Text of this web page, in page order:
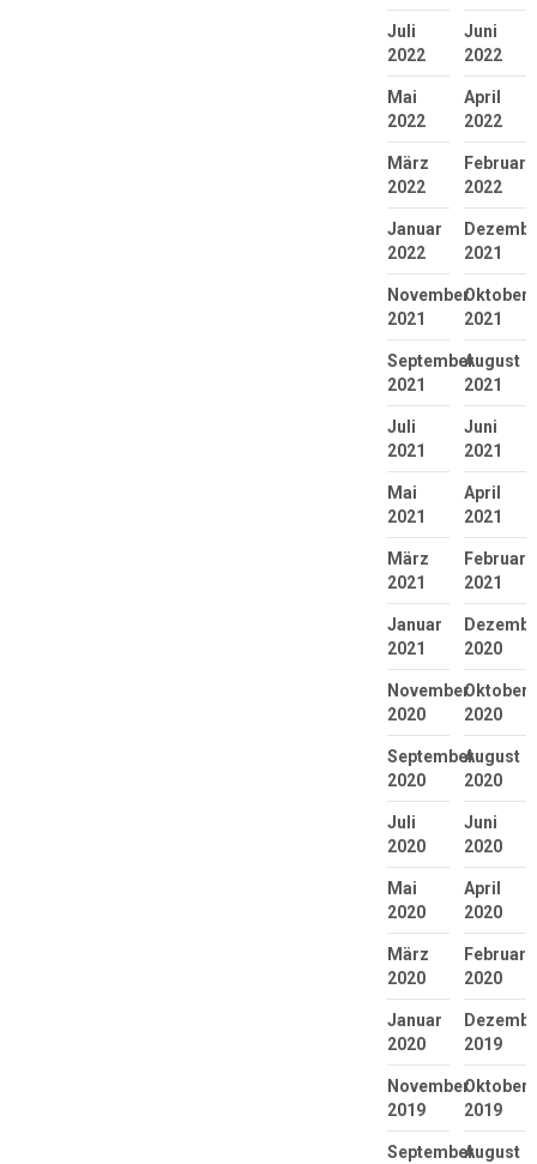
Juli
2022
Juni
2022
Mai
2022
April
2022
März
2022
Februar
2022
Januar
2022
2021
November
2021
Oktober
2021
September
2021
August
2021
Juli
2021
Juni
2021
Mai
2021
April
2021
März
2021
Februar
2021
Januar
2021
2020
November
2020
Oktober
2020
September
2020
August
2020
Juli
2020
Juni
2020
Mai
2020
April
2020
März
2020
Februar
2020
Januar
2020
2019
November
2019
Oktober
2019
SeptemberAugust